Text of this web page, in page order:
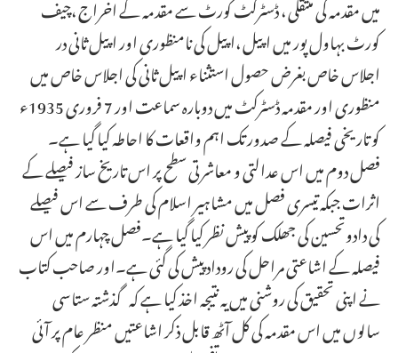
کورٹ بہاول پور میں اپیل ،اپیل کی نامنظوری اور اپیل ثانی در
اجلاس خاص بغرض حصول استثناء اپیل ثانی کی اجلاس خاص میں
منظوری اور مقدمہ ڈسٹرکٹ میں دوبارہ سماعت اور 7 فروری 1935ء
کو تاریخی فیصلہ کے صدور تک اہم واقعات کا احاطہ کیا گیا ہے۔
فصل دوم میں اس عدالتی و معاشرتی سطح پر اس تاریخ ساز فیصلے کے
اثرات جبکہ تیسری فصل میں مشاہیر اسلام کی طرف سے اس فیصلے
کی دادوتحسین کی جھلک کو پیش نظر کیا گیا ہے۔فصل چہارم میں اس
فیصلہ کے اشاعتی مراحل کی روداد پیش کی گئی ہے۔اور صاحب کتاب
نے اپنی تحقیق کی روشنی میں یہ نتیجہ اخذ کیا ہے کہ گذشتہ ستاسی
سالوں میں اس مقدمہ کی کل آٹھ قابل ذکر اشاعتیں منظر عام پر آئی